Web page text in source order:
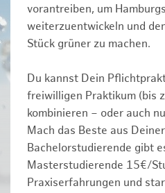
vorantreiben, um
weiterzuentwickeln und
Stück grüner zu machen.
Du kannst Dein
freiwilligen Praktikum (bis
kombinieren – oder auch
Mach das Beste aus
Bachelorstudierende gibt
Masterstudierende 15€/
Praxiserfahrungen und